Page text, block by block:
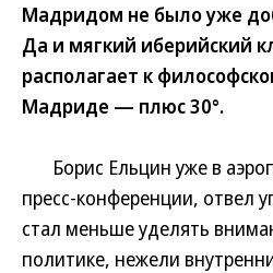
Мадридом не было уже
Да и мягкий иберийский
располагает к
Мадриде — плюс 30°.
Борис Ельцин уже в
пресс-конференции, отвел
стал меньше уделять
политике, нежели